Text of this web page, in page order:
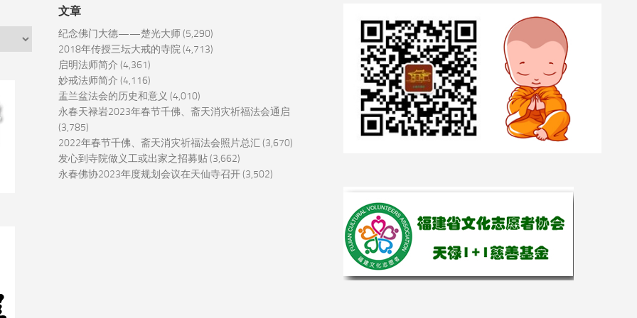
文章
纪念佛门大德——楚光大师(5,290)
2018年传授三坛大戒的寺院(4,713)
启明法师简介 (4,361)
妙戒法师简介 (4,116)
盂兰盆法会的历史和意义 (4,010)
永春天禄岩2023年春节千佛、斋天消灾祈福法会通启
(3,785)
2022年春节千佛、斋天消灾祈福法会照片总汇 (3,670)
发心到寺院做义工或出家之招募贴(3,662)
永春佛协2023年度规划会议在天仙寺召开(3,502)